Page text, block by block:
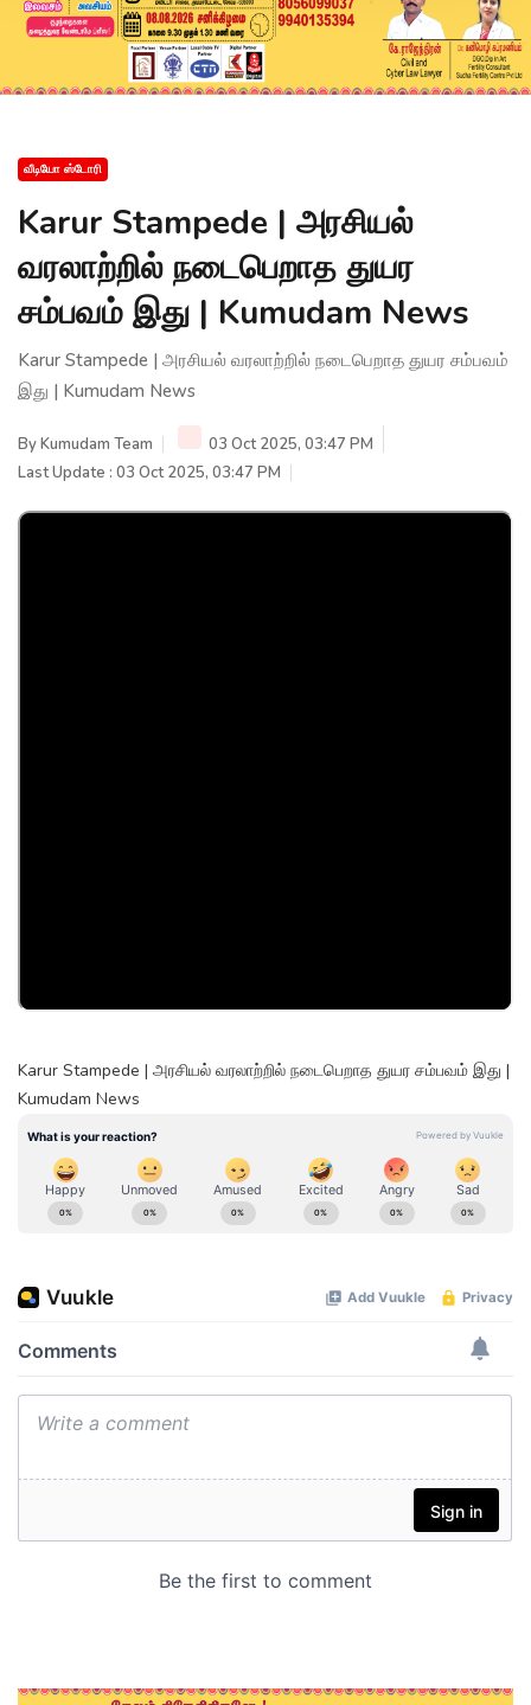
வீடியோ ஸ்டோரி
Karur Stampede | அரசியல்
வரலாற்றில் நடைபெறாத துயர
சம்பவம் இது | Kumudam News
Karur Stampede | அரசியல் வரலாற்றில் நடைபெறாத துயர சம்பவம்
இது | Kumudam News
ByKumudam Team
03 Oct 2025, 03:47 PM
Last Update : 03 Oct 2025, 03:47 PM
Karur Stampede | அரசியல் வரலாற்றில் நடைபெறாத துயர சம்பவம் இது |
Kumudam News